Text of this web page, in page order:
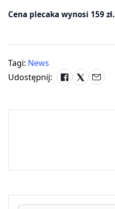
Cena plecaka wynosi 159 zł.
Tagi: News
Udostępnij: